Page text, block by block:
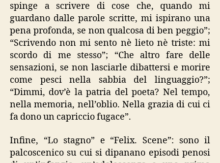
spinge a scrivere di cose che, quando mi
guardano dalle parole scritte, mi ispirano una
pena profonda, se non qualcosa di ben peggio”;
“Scrivendo non mi sento nè lieto nè triste: mi
scordo di me stesso”; “Che altro fare delle
sensazioni, se non lasciarle dibattersi e morire
come pesci nella sabbia del linguaggio?”;
“Dimmi, dov’è la patria del poeta? Nel tempo,
nella memoria, nell’oblio. Nella grazia di cui ci
fa dono un capriccio fugace”.
Infine, “Lo stagno” e “Felix. Scene”: sono il
palcoscenico su cui si dipanano episodi penosi